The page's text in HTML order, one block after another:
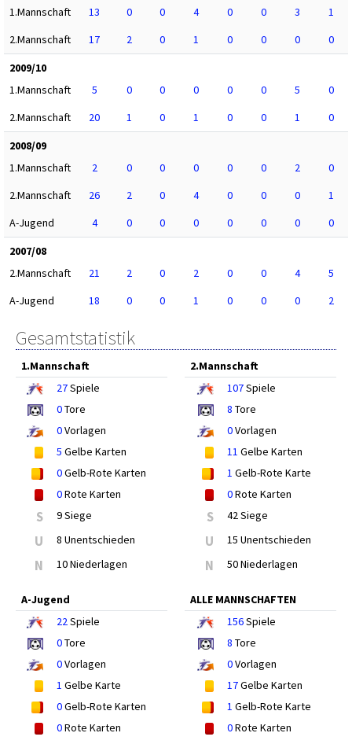
1.Mannschaft
13 0 0 4 0 0 3
1
2.Mannschaft
17 2 0 1 0 0 0
0
2009/10
1.Mannschaft
5 0 0 0 0 0 5
0
2.Mannschaft
20 1 0 1 0 0 1
0
2008/09
1.Mannschaft
2 0 0 0 0 0 2
0
2.Mannschaft
26 2 0 4 0 0 0
1
A-Jugend
4 0 0 0 0 0 0
0
2007/08
2.Mannschaft
21 2 0 2 0 0 4
5
A-Jugend
18 0 0 1 0 0 0 2
Gesamtstatistik
1.Mannschaft
27Spiele
0Tore
0Vorlagen
5 Gelbe Karten
0Gelb-Rote Karten
0Rote Karten
S 9 Siege
U 8 Unentschieden
N 10 Niederlagen
2.Mannschaft
107Spiele
8 Tore
0Vorlagen
11 Gelbe Karten
1 Gelb-Rote Karte
0Rote Karten
S 42 Siege
U 15 Unentschieden
N 50 Niederlagen
A-Jugend
22Spiele
0Tore
0Vorlagen
1 Gelbe Karte
0Gelb-Rote Karten
0Rote Karten
ALLE MANNSCHAFTEN
156Spiele
8 Tore
0Vorlagen
17Gelbe Karten
1 Gelb-Rote Karte
0Rote Karten